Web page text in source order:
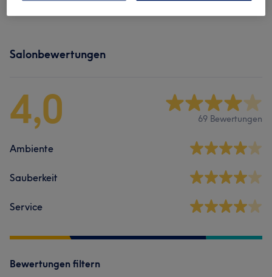
Salonbewertungen
4,0 69 Bewertungen
Ambiente
Sauberkeit
Service
Bewertungen filtern